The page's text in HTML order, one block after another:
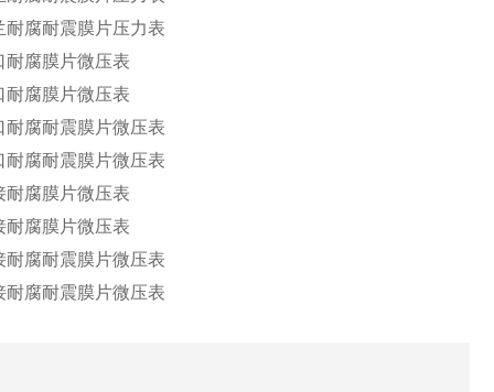
耐腐耐震膜片压力表
耐腐膜片微压表
耐腐膜片微压表
耐腐耐震膜片微压表
耐腐耐震膜片微压表
耐腐膜片微压表
耐腐膜片微压表
耐腐耐震膜片微压表
耐腐耐震膜片微压表